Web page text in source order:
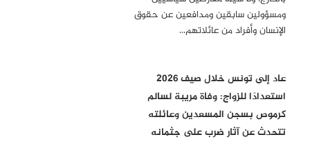
ومسؤولين سابقين ومدافعين عن حقوق
الإنسان وأفراد من عائلاتهم…
عاد إلى تونس خلال صيف 2026
استعدادًا للزواج: وفاة مريبة لسالم
كرموص بسجن المسعدين وعائلته
تتحدث عن آثار ضرب على جثمانه